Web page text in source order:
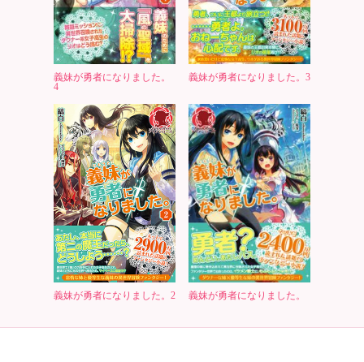
義妹が勇者になりました。
4
義妹が勇者になりました。3
義妹が勇者になりました。2 義妹が勇者になりました。